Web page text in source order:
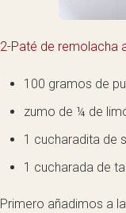
2-Paté de remolacha
100 gramos de
zumo de ¼ de
1 cucharadita de
1 cucharada de
Primero añadimos a